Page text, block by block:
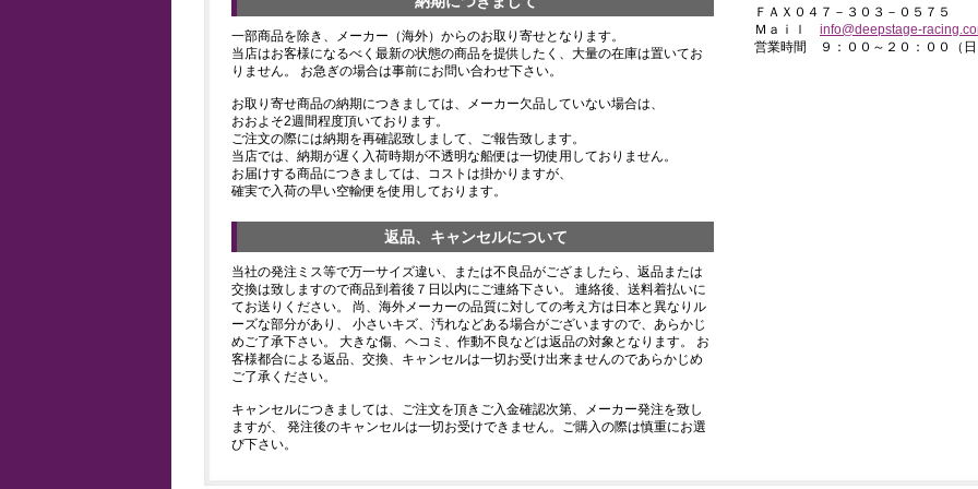
一部商品を除き、メーカー（海外）からのお取り寄せとなります。
当店はお客様になるべく最新の状態の商品を提供したく、大量の在庫は置いてお
りません。 お急ぎの場合は事前にお問い合わせ下さい。
お取り寄せ商品の納期につきましては、メーカー欠品していない場合は、
おおよそ2週間程度頂いております。
ご注文の際には納期を再確認致しまして、ご報告致します。
当店では、納期が遅く入荷時期が不透明な船便は一切使用しておりません。
お届けする商品につきましては、コストは掛かりますが、
確実で入荷の早い空輸便を使用しております。
返品、キャンセルについて
当社の発注ミス等で万一サイズ違い、または不良品がござましたら、返品または
交換は致しますので商品到着後７日以内にご連絡下さい。 連絡後、送料着払いに
てお送りください。 尚、海外メーカーの品質に対しての考え方は日本と異なりル
ーズな部分があり、 小さいキズ、汚れなどある場合がございますので、あらかじ
めご了承下さい。 大きな傷、ヘコミ、作動不良などは返品の対象となります。 お
客様都合による返品、交換、キャンセルは一切お受け出来ませんのであらかじめ
ご了承ください。
キャンセルにつきましては、ご注文を頂きご入金確認次第、メーカー発注を致し
ますが、 発注後のキャンセルは一切お受けできません。ご購入の際は慎重にお選
び下さい。
ＦＡＸ０４７－３０３－０５７５
Ｍａｉｌ info@deepstage-
営業時間 ９：００～２０：００（日